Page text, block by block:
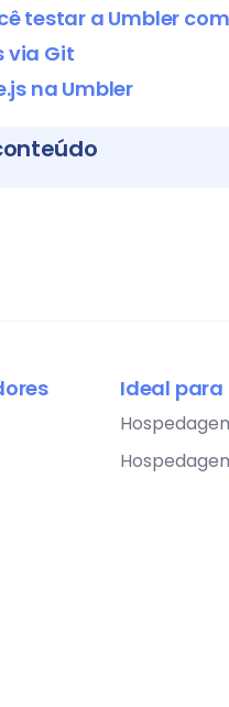
testar a Umbler
via Git
na Umbler
Ideal